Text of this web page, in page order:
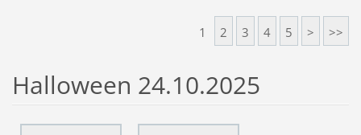
1 2 3 4 5 > >>
Halloween 24.10.2025